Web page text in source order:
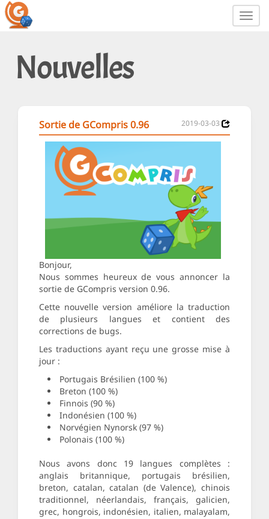
Nouvelles
Sortie de GCompris 0.96 2019-03-03
Bonjour,
Nous sommes heureux de vous annoncer la
sortie de GCompris version 0.96.
Cette nouvelle version améliore la traduction
de plusieurs langues et contient des
corrections de bugs.
Les traductions ayant reçu une grosse mise à
jour :
Portugais Brésilien (100 %)
Breton (100 %)
Finnois (90 %)
Indonésien (100 %)
Norvégien Nynorsk (97 %)
Polonais (100 %)
Nous avons donc 19 langues complètes :
anglais britannique, portugais brésilien,
breton, catalan, catalan (de Valence), chinois
traditionnel, néerlandais, français, galicien,
grec, hongrois, indonésien, italien, malayalam,